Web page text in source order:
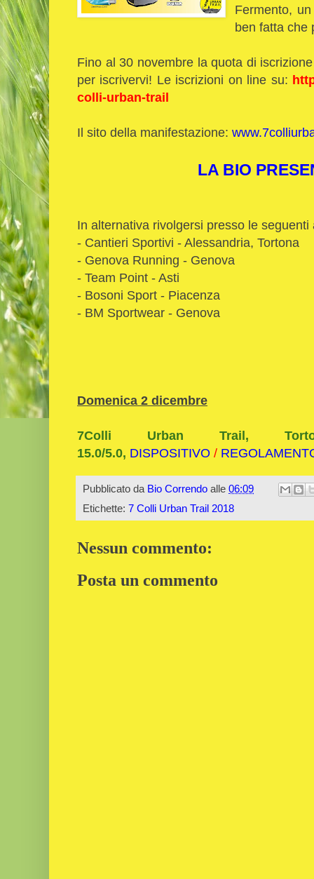
Fermento,
ben fatta che
Fino al 30 novembre la quota di
per iscrivervi! Le iscrizioni on line su:
colli-urban-trail
Il sito della manifestazione:
LA BIO
In alternativa rivolgersi presso le
- Cantieri Sportivi - Alessandria, Tortona
- Genova Running - Genova
- Team Point - Asti
- Bosoni Sport - Piacenza
- BM Sportwear - Genova
Domenica 2 dicembre
7Colli Urban Trail,
15.0/5.0, DISPOSITIVO /
Pubblicato da Bio Correndo alle 06:09
Etichette: 7 Colli Urban Trail 2018
Nessun commento:
Posta un commento